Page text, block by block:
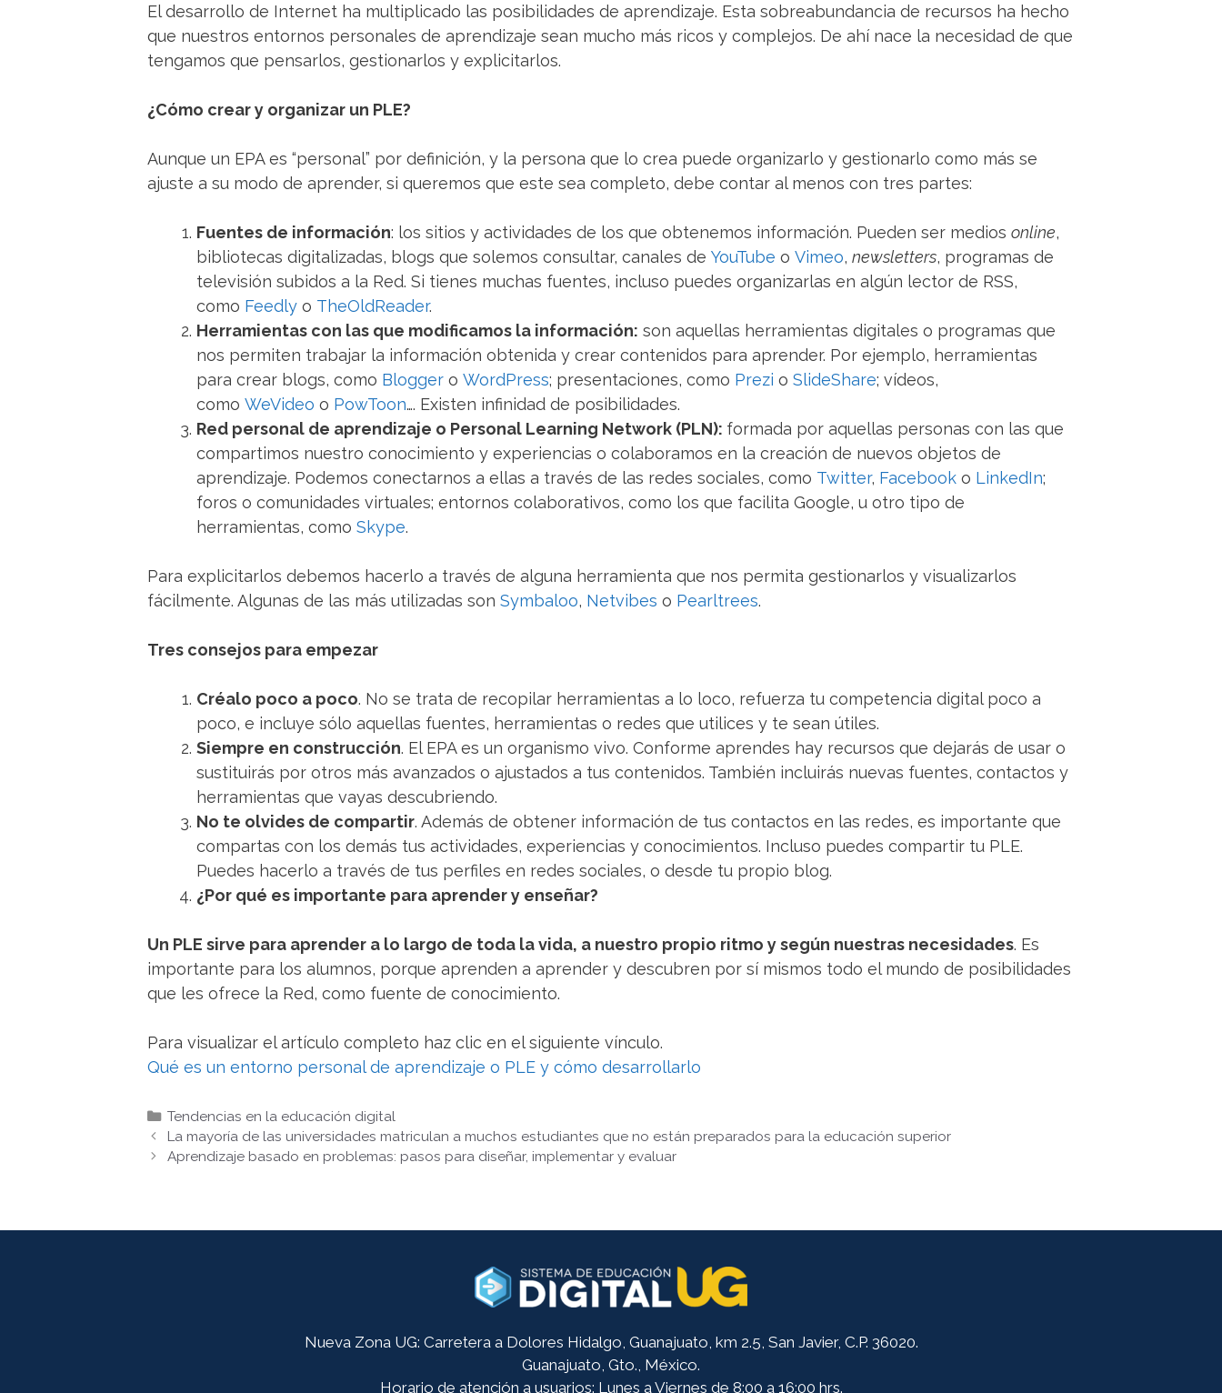
El desarrollo de Internet ha multiplicado las posibilidades de aprendizaje. Esta sobreabundancia de recursos ha hecho
que nuestros entornos personales de aprendizaje sean mucho más ricos y complejos. De ahí nace la necesidad de que
tengamos que pensarlos, gestionarlos y explicitarlos.
¿Cómo crear y organizar un PLE?
Aunque un EPA es “personal” por definición, y la persona que lo crea puede organizarlo y gestionarlo como más se
ajuste a su modo de aprender, si queremos que este sea completo, debe contar al menos con tres partes:
Fuentes de información: los sitios y actividades de los que obtenemos información. Pueden ser medios online,
bibliotecas digitalizadas, blogs que solemos consultar, canales de YouTube o Vimeo, newsletters, programas de
televisión subidos a la Red. Si tienes muchas fuentes, incluso puedes organizarlas en algún lector de RSS,
como Feedly o TheOldReader.
Herramientas con las que modificamos la información: son aquellas herramientas digitales o programas que
nos permiten trabajar la información obtenida y crear contenidos para aprender. Por ejemplo, herramientas
para crear blogs, como Blogger o WordPress; presentaciones, como Prezi o SlideShare; vídeos,
como WeVideo o PowToon…. Existen infinidad de posibilidades.
Red personal de aprendizaje o Personal Learning Network (PLN): formada por aquellas personas con las que
compartimos nuestro conocimiento y experiencias o colaboramos en la creación de nuevos objetos de
aprendizaje. Podemos conectarnos a ellas a través de las redes sociales, como Twitter, Facebook o LinkedIn;
foros o comunidades virtuales; entornos colaborativos, como los que facilita Google, u otro tipo de
herramientas, como Skype.
Para explicitarlos debemos hacerlo a través de alguna herramienta que nos permita gestionarlos y visualizarlos
fácilmente. Algunas de las más utilizadas son Symbaloo, Netvibes o Pearltrees.
Tres consejos para empezar
Créalo poco a poco. No se trata de recopilar herramientas a lo loco, refuerza tu competencia digital poco a
poco, e incluye sólo aquellas fuentes, herramientas o redes que utilices y te sean útiles.
Siempre en construcción. El EPA es un organismo vivo. Conforme aprendes hay recursos que dejarás de usar o
sustituirás por otros más avanzados o ajustados a tus contenidos. También incluirás nuevas fuentes, contactos y
herramientas que vayas descubriendo.
No te olvides de compartir. Además de obtener información de tus contactos en las redes, es importante que
compartas con los demás tus actividades, experiencias y conocimientos. Incluso puedes compartir tu PLE.
Puedes hacerlo a través de tus perfiles en redes sociales, o desde tu propio blog.
¿Por qué es importante para aprender y enseñar?
Un PLE sirve para aprender a lo largo de toda la vida, a nuestro propio ritmo y según nuestras necesidades. Es
importante para los alumnos, porque aprenden a aprender y descubren por sí mismos todo el mundo de posibilidades
que les ofrece la Red, como fuente de conocimiento.
Para visualizar el artículo completo haz clic en el siguiente vínculo.
Qué es un entorno personal de aprendizaje o PLE y cómo desarrollarlo
Categorías
Tendencias en la educación digital
La mayoría de las universidades matriculan a muchos estudiantes que no están preparados para la educación superior
Aprendizaje basado en problemas: pasos para diseñar, implementar y evaluar
Nueva Zona UG: Carretera a Dolores Hidalgo, Guanajuato, km 2.5, San Javier, C.P. 36020.
Guanajuato, Gto., México.
Horario de atención a usuarios: Lunes a Viernes de 8:00 a 16:00 hrs.